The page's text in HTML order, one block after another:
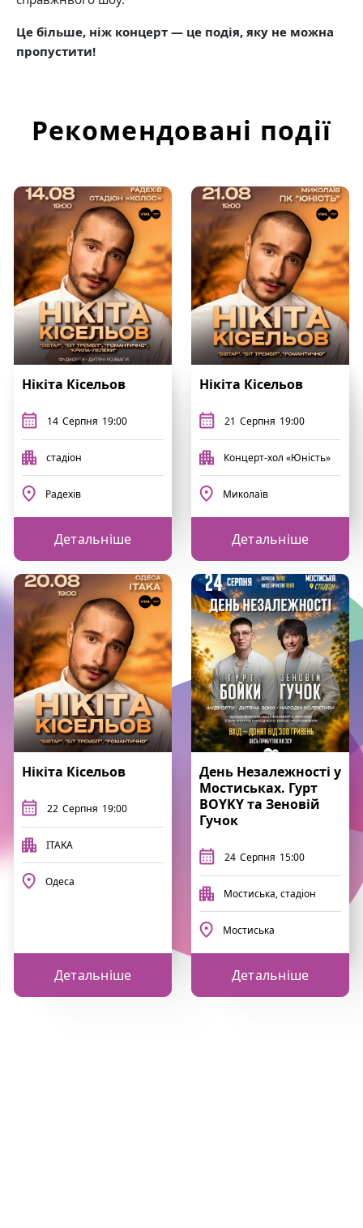
Це більше, ніж концерт — це подія, яку не можна
пропустити!
Рекомендовані події
Нікіта Кісельов
14 Серпня 19:00
стадіон
Радехів
Детальніше
Нікіта Кісельов
21 Серпня 19:00
Концерт-хол «Юність»
Миколаїв
Детальніше
Нікіта Кісельов
22 Серпня 19:00
ITAKA
Одеса
Детальніше
День Незалежності у
Мостиськах. Гурт
BOYKY та Зеновій
Гучок
24 Серпня 15:00
Мостиська, стадіон
Мостиська
Детальніше